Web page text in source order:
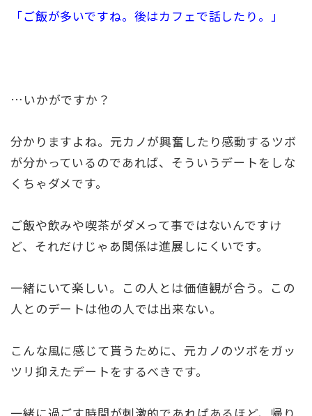
「ご飯が多いですね。後はカフェで話したり。」
…いかがですか？
分かりますよね。元カノが興奮したり感動するツボ
が分かっているのであれば、そういうデートをしな
くちゃダメです。
ご飯や飲みや喫茶がダメって事ではないんですけ
ど、それだけじゃあ関係は進展しにくいです。
一緒にいて楽しい。この人とは価値観が合う。この
人とのデートは他の人では出来ない。
こんな風に感じて貰うために、元カノのツボをガッ
ツリ抑えたデートをするべきです。